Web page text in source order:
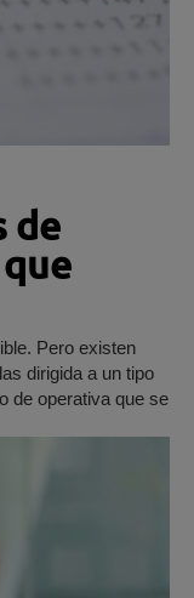
de
Pero existen
dirigida a un tipo
de operativa que se